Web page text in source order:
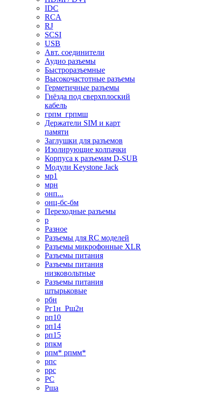
IDC
RCA
RJ
SCSI
USB
Авт. соединители
Аудио разъемы
Быстроразъемные
Высокочастотные разъемы
Герметичные разъемы
Гнёзда под сверхплоский
кабель
грпм_грпмш
Держатели SIM и карт
памяти
Заглушки для разъемов
Изолирующие колпачки
Корпуса к разъемам D-SUB
Модули Keystone Jack
мр1
мрн
онп...
онц-бс-бм
Переходные разъемы
р
Разное
Разъемы для RC моделей
Разъемы микрофонные XLR
Разъемы питания
Разъемы питания
низковольтные
Разъемы питания
штырьковые
рбн
Рг1н_Рш2н
рп10
рп14
рп15
рпкм
рпм* рпмм*
рпс
ррс
РС
Рша